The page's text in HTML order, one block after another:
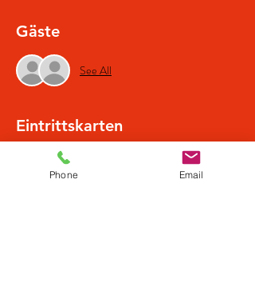
Gäste
See All
Eintrittskarten
Sale ended
Phone Email